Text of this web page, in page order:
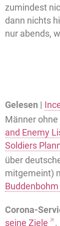
zumindest
dann nichts
nur abends,
Gelesen |
Männer ohne
and Enemy
Soldiers
über
mitgemeint)
Corona-
seine Ziele
.